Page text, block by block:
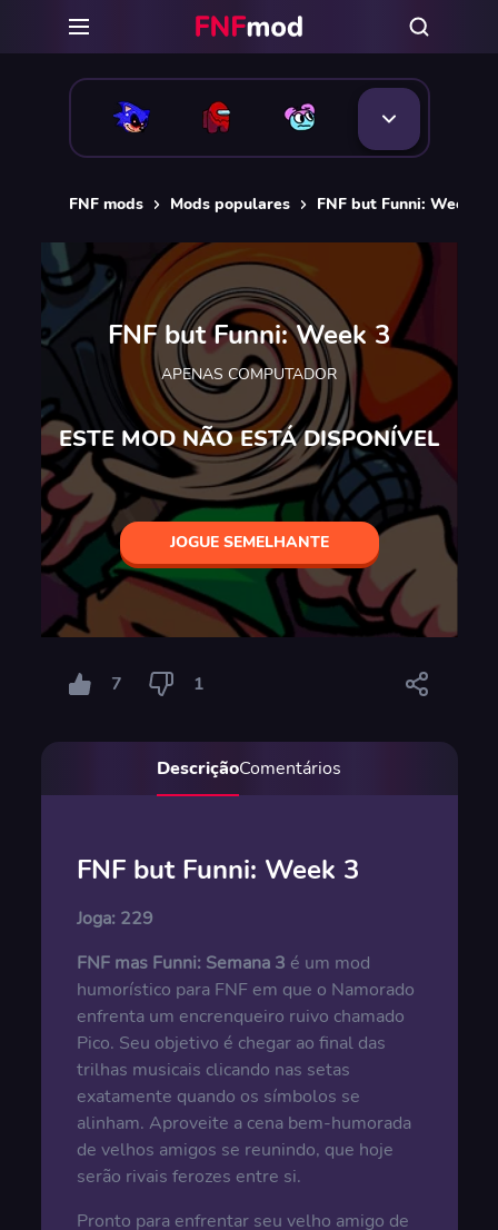
FNF mods Mods populares FNF but Funni: Week 3
FNF but Funni: Week 3
APENAS COMPUTADOR
ESTE MOD NÃO ESTÁ DISPONÍVEL
JOGUE SEMELHANTE
7 1
DescriçãoComentários
FNF but Funni: Week 3
Joga: 229
FNF mas Funni: Semana 3 é um mod
humorístico para FNF em que o Namorado
enfrenta um encrenqueiro ruivo chamado
Pico. Seu objetivo é chegar ao final das
trilhas musicais clicando nas setas
exatamente quando os símbolos se
alinham. Aproveite a cena bem-humorada
de velhos amigos se reunindo, que hoje
serão rivais ferozes entre si.
Pronto para enfrentar seu velho amigo de